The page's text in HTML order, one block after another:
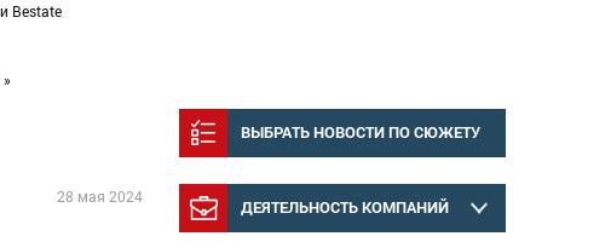
Bestate
28 мая 2024
ВЫБРАТЬ НОВОСТИ ПО СЮЖЕТУ
ДЕЯТЕЛЬНОСТЬ КОМПАНИЙ